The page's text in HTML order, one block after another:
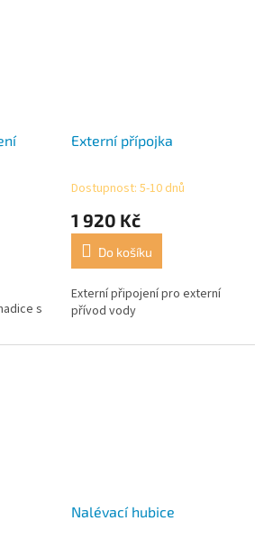
s
Externí přípojka
Průměrné
produktu
4,0
5
hvězdiček.
Dostupnost: 5-10 dnů
1 920 Kč
Do košíku
Externí připojení pro externí
přívod vody
Nalévací hubice